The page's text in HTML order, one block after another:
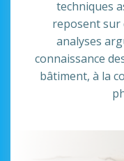
techniques
reposent sur
analyses
connaissance
bâtiment, à la